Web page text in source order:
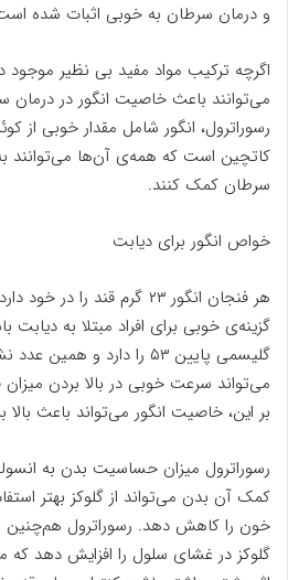
و درمان سرطان به خوبی اثبات شده
اگرچه ترکیب مواد مفید بی نظیر موجود
می‌توانند باعث خاصیت انگور در درمان
رسوراترول، انگور شامل مقدار خوبی از
کاتچین است که همه‌ی آن‌ها می‌توانند
سرطان کمک کنند.
خواص انگور برای دیابت
هر فنجان انگور ۲۳ گرم قند
گزینه‌ی خوبی برای افراد مبتلا به
گلیسمی پایین ۵۳ را دارد
می‌تواند سرعت خوبی در بالا بردن
بر این، خاصیت انگور می‌تواند باعث
رسوراترول میزان حساسیت بدن به
کمک آن بدن می‌تواند از گلوکز بهتر
خون را کاهش دهد. رسوراترول هم‌چنین
گلوکز در غشای سلول را افزایش دهد